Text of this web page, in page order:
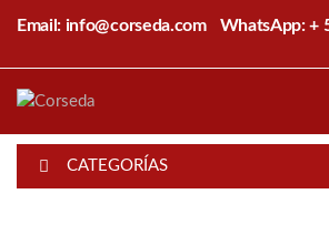
contenido
Email: info@corseda.com WhatsApp: +
desarrollo
de la
sericultura
CATEGORÍAS